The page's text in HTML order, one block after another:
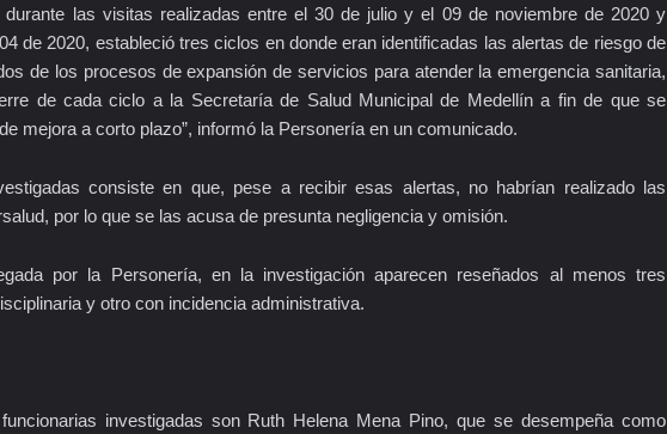
durante las visitas realizadas entre el 30 de julio y el 09 de noviembre de 2020 y
de 2020, estableció tres ciclos en donde eran identificadas las alertas de riesgo de
de los procesos de expansión de servicios para atender la emergencia sanitaria,
de cada ciclo a la Secretaría de Salud Municipal de Medellín a fin de que se
mejora a corto plazo”, informó la Personería en un comunicado.
consiste en que, pese a recibir esas alertas, no habrían realizado las
por lo que se las acusa de presunta negligencia y omisión.
por la Personería, en la investigación aparecen reseñados al menos tres
y otro con incidencia administrativa.
investigadas son Ruth Helena Mena Pino, que se desempeña como